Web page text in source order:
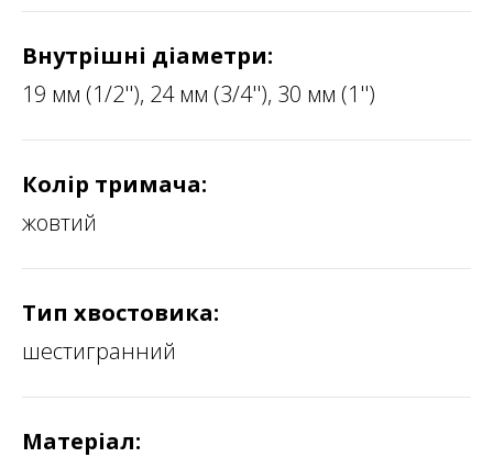
Внутрішні діаметри:
19 мм (1/2''), 24 мм (3/4''), 30 мм (1'')
Колір тримача:
жовтий
Тип хвостовика:
шестигранний
Матеріал: